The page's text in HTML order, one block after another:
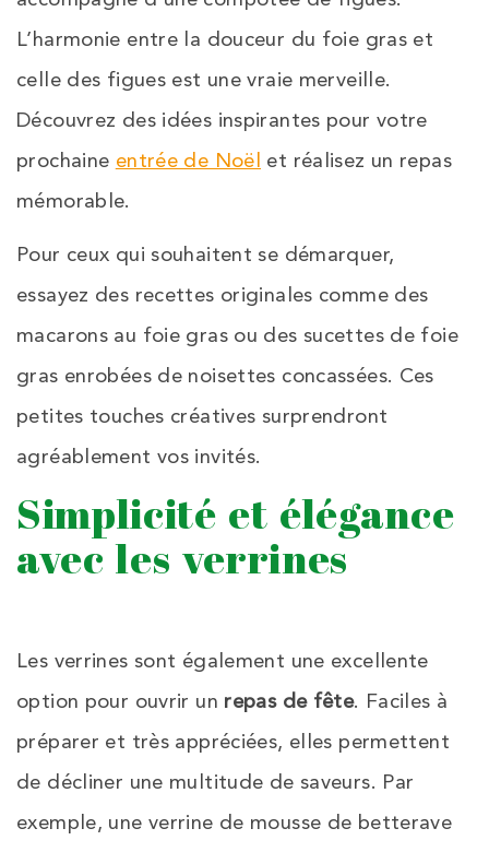
L’harmonie entre la douceur du foie gras et
celle des figues est une vraie merveille.
Découvrez des idées inspirantes pour votre
prochaine entrée de Noël et réalisez un repas
mémorable.
Pour ceux qui souhaitent se démarquer,
essayez des recettes originales comme des
macarons au foie gras ou des sucettes de foie
gras enrobées de noisettes concassées. Ces
petites touches créatives surprendront
agréablement vos invités.
Simplicité et élégance
avec les verrines
Les verrines sont également une excellente
option pour ouvrir un repas de fête. Faciles à
préparer et très appréciées, elles permettent
de décliner une multitude de saveurs. Par
exemple, une verrine de mousse de betterave